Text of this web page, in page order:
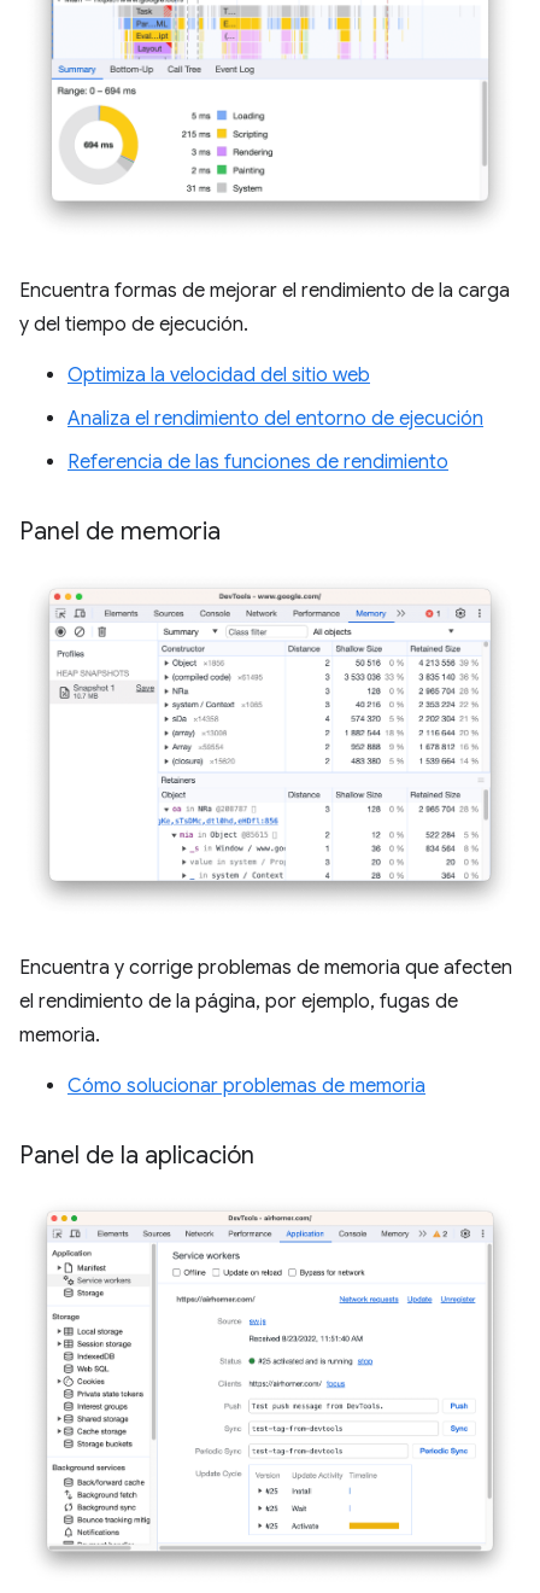
Encuentra formas de mejorar el rendimiento de la carga
y del tiempo de ejecución.
Optimiza la velocidad del sitio web
Analiza el rendimiento del entorno de ejecución
Referencia de las funciones de rendimiento
Panel de memoria
Encuentra y corrige problemas de memoria que afecten
el rendimiento de la página, por ejemplo, fugas de
memoria.
Cómo solucionar problemas de memoria
Panel de la aplicación